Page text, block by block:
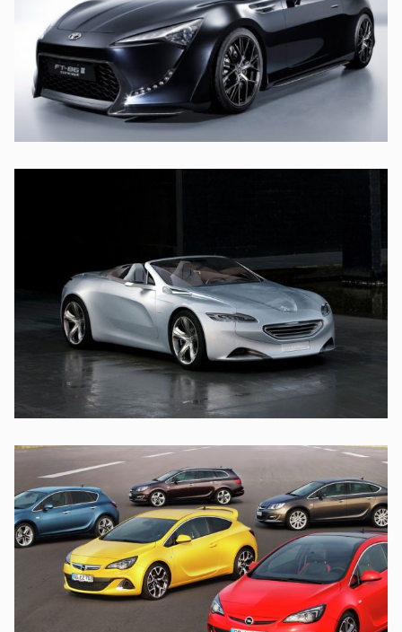
TOYOTA
SED DO EIUSMOD TEMPOR
PEUGEOT
NULLA VITAE ELIT
OPEL